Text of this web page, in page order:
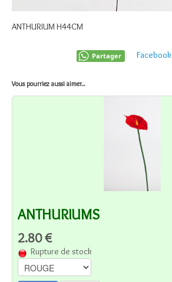
ANTHURIUM H44CM
Facebook
Partager
Vous pourriez aussi aimer...
ANTHURIUMS
2.80 €
Rupture de stock